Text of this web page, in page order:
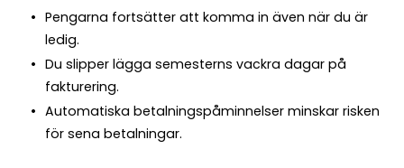
Pengarna fortsätter att komma in även när du är
ledig.
Du slipper lägga semesterns vackra dagar på
fakturering.
Automatiska betalningspåminnelser minskar risken
för sena betalningar.